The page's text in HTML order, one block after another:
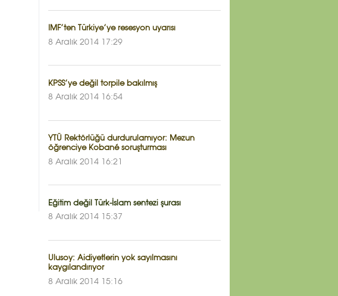
IMF’ten Türkiye’ye resesyon uyarısı
8 Aralık 2014 17:29
KPSS’ye değil torpile bakılmış
8 Aralık 2014 16:54
YTÜ Rektörlüğü durdurulamıyor: Mezun
öğrenciye Kobané soruşturması
8 Aralık 2014 16:21
Eğitim değil Türk-İslam sentezi şurası
8 Aralık 2014 15:37
Ulusoy: Aidiyetlerin yok sayılmasını
kaygılandırıyor
8 Aralık 2014 15:16